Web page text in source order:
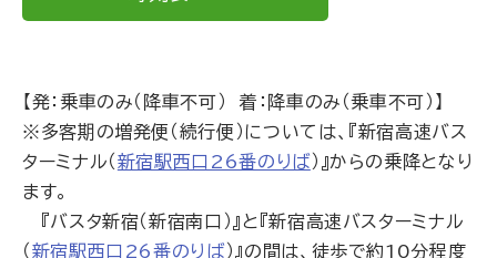
【発：乗車のみ（降車不可） 着：降車のみ（乗車不可）】
※多客期の増発便（続行便）については、『新宿高速バス
ターミナル（ 新宿駅西口26番のりば）』からの乗降となり
ます。
『バスタ新宿（新宿南口）』と『新宿高速バスターミナル
（ 新宿駅西口26番のりば）』の間は、徒歩で約10分程度